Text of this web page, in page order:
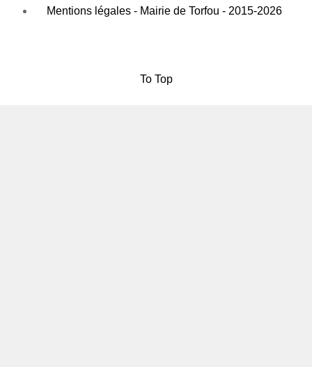
Mentions légales - Mairie de Torfou - 2015-2026
To Top